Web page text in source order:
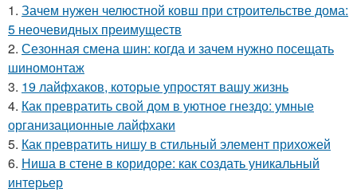
1. Зачем нужен челюстной ковш при строительстве дома:
5 неочевидных преимуществ
2. Сезонная смена шин: когда и зачем нужно посещать
шиномонтаж
3. 19 лайфхаков, которые упростят вашу жизнь
4. Как превратить свой дом в уютное гнездо: умные
организационные лайфхаки
5. Как превратить нишу в стильный элемент прихожей
6. Ниша в стене в коридоре: как создать уникальный
интерьер